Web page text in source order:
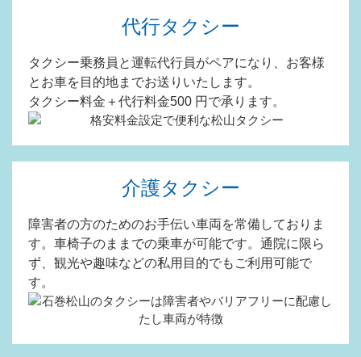
代行タクシー
タクシー乗務員と運転代行員がペアになり、お客様
とお車を目的地までお送りいたします。
タクシー料金＋代行料金500 円で承ります。
介護タクシー
障害者の方のためのお手伝い車両を常備しておりま
す。車椅子のままでの乗車が可能です。通院に限ら
ず、観光や趣味などの私用目的でもご利用可能で
す。